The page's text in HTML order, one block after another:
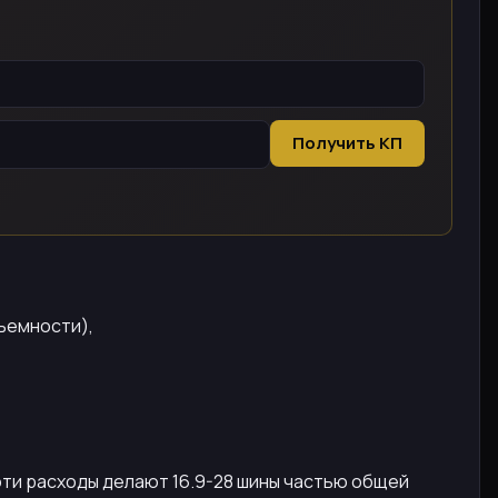
Получить КП
расходы делают 16.9-28 шины частью общей